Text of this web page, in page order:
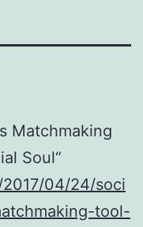
Matchmaking
Soul“
04/24/soci
tool-